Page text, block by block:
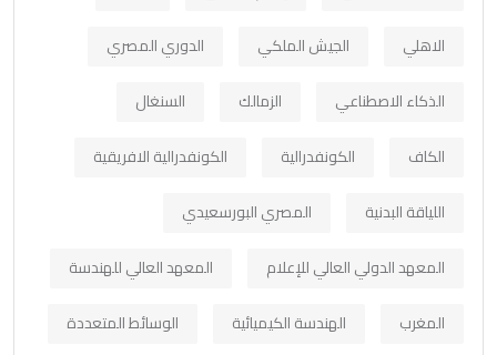
الاهلي
الجيش الملكي
الدوري المصري
الذكاء الاصطناعي
الزمالك
السنغال
الكاف
الكونفدرالية
الكونفدرالية الافريقية
اللياقة البدنية
المصري البورسعيدي
المعهد الدولي العالي للإعلام
المعهد العالي للهندسة
المغرب
الهندسة الكيميائية
الوسائط المتعددة